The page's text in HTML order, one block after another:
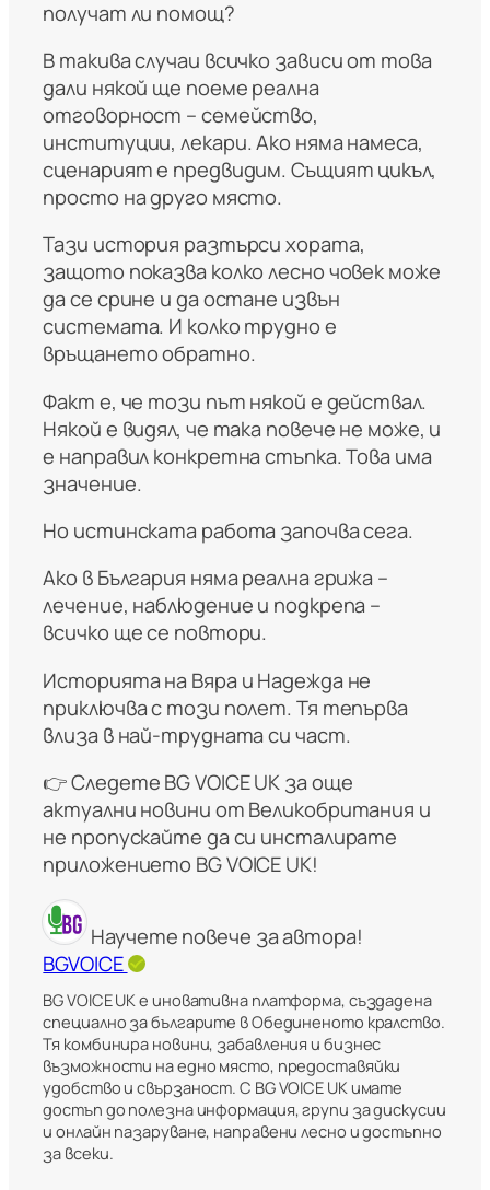
получат ли помощ?
В такива случаи всичко зависи от това
дали някой ще поеме реална
отговорност – семейство,
институции, лекари. Ако няма намеса,
сценарият е предвидим. Същият цикъл,
просто на друго място.
Тази история разтърси хората,
защото показва колко лесно човек може
да се срине и да остане извън
системата. И колко трудно е
връщането обратно.
Факт е, че този път някой е действал.
Някой е видял, че така повече не може, и
е направил конкретна стъпка. Това има
значение.
Но истинската работа започва сега.
Ако в България няма реална грижа –
лечение, наблюдение и подкрепа –
всичко ще се повтори.
Историята на Вяра и Надежда не
приключва с този полет. Тя тепърва
влиза в най-трудната си част.
👉 Следете BG VOICE UK за още
актуални новини от Великобритания и
не пропускайте да си инсталирате
приложението BG VOICE UK!
Научете повече за автора!
BGVOICE
BG VOICE UK е иновативна платформа, създадена
специално за българите в Обединеното кралство.
Тя комбинира новини, забавления и бизнес
възможности на едно място, предоставяйки
удобство и свързаност. С BG VOICE UK имате
достъп до полезна информация, групи за дискусии
и онлайн пазаруване, направени лесно и достъпно
за всеки.